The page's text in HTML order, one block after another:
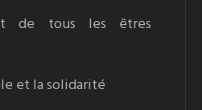
de tous les êtres
et la solidarité